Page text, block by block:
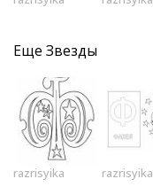
Еще Звезды
razrisyika razrisyika